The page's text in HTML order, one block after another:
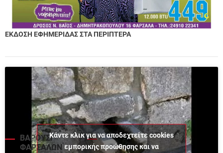
ΕΚΔΟΣΗ ΕΦΗΜΕΡΙΔΑΣ ΣΤΑ ΠΕΡΙΠΤΕΡΑ
ΒΑΡΟΥΣΙ
ΦΑΡΣΑΛΩΝ
Κάντε κλικ για να αποδεχτείτε cookies
εμπορικής προώθησης και να